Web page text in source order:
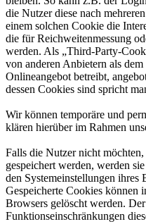
die Nutzer diese nach
einem solchen Cookie die
die für Reichweitenmessung
werden. Als „Third-Party-
von anderen Anbietern als
Onlineangebot betreibt,
dessen Cookies sind spricht
Wir können temporäre und
klären hierüber im Rahmen
Falls die Nutzer nicht
gespeichert werden, werden
den Systemeinstellungen ihres
Gespeicherte Cookies können
Browsers gelöscht werden.
Funktionseinschränkungen